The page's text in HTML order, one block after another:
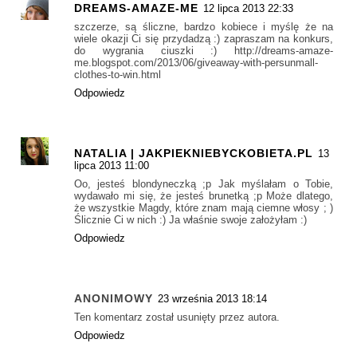
DREAMS-AMAZE-ME 12 lipca 2013 22:33
szczerze, są śliczne, bardzo kobiece i myślę że na
wiele okazji Ci się przydadzą :) zapraszam na konkurs,
do wygrania ciuszki :) http://dreams-amaze-
me.blogspot.com/2013/06/giveaway-with-persunmall-
clothes-to-win.html
Odpowiedz
NATALIA | JAKPIEKNIEBYCKOBIETA.PL 13
lipca 2013 11:00
Oo, jesteś blondyneczką ;p Jak myślałam o Tobie,
wydawało mi się, że jesteś brunetką ;p Może dlatego,
że wszystkie Magdy, które znam mają ciemne włosy ; )
Ślicznie Ci w nich :) Ja właśnie swoje założyłam :)
Odpowiedz
ANONIMOWY 23 września 2013 18:14
Ten komentarz został usunięty przez autora.
Odpowiedz